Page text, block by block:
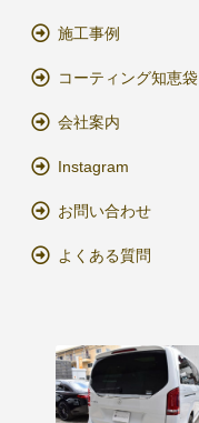
施工事例
コーティング知恵袋
会社案内
Instagram
お問い合わせ
よくある質問